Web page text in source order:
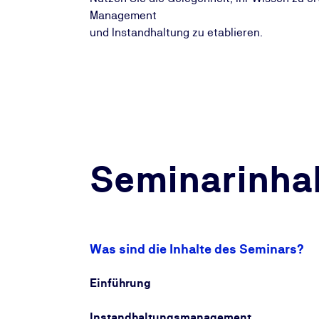
Management
und Instandhaltung zu etablieren.
Was sind die Inhalte des Seminars?
Einführung